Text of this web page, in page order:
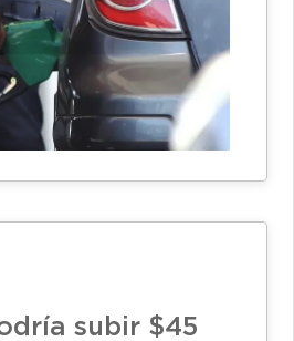
subir $45